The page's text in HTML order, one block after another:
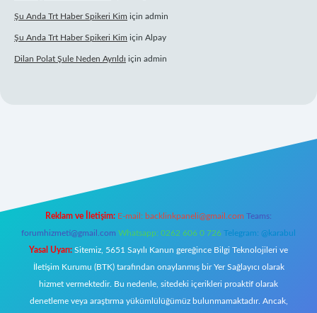
Şu Anda Trt Haber Spikeri Kim için admin
Şu Anda Trt Haber Spikeri Kim için Alpay
Dilan Polat Şule Neden Ayrıldı için admin
Reklam ve İletişim: E-mail: backlinkpaneli@gmail.com Teams:
forumhizmeti@gmail.com Whatsapp: 0262 606 0 726 Telegram: @karabul
Yasal Uyarı: Sitemiz, 5651 Sayılı Kanun gereğince Bilgi Teknolojileri ve
İletişim Kurumu (BTK) tarafından onaylanmış bir Yer Sağlayıcı olarak
hizmet vermektedir. Bu nedenle, sitedeki içerikleri proaktif olarak
denetleme veya araştırma yükümlülüğümüz bulunmamaktadır. Ancak,